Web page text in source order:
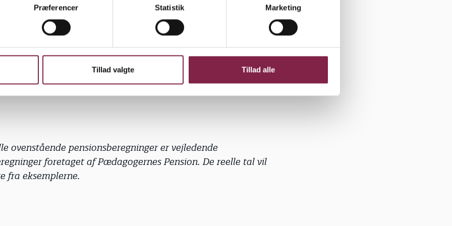
Præferencer Statistik Marketing
Tillad valgte Tillad alle
ca. 8.400 kr. mindre i årlig livsvarig pension.
ovenstående pensionsberegninger er vejledende
foretaget af Pædagogernes Pension. De reelle tal vil
fra eksemplerne.